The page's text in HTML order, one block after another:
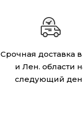
Срочная доставка
и Лен. области
следующий